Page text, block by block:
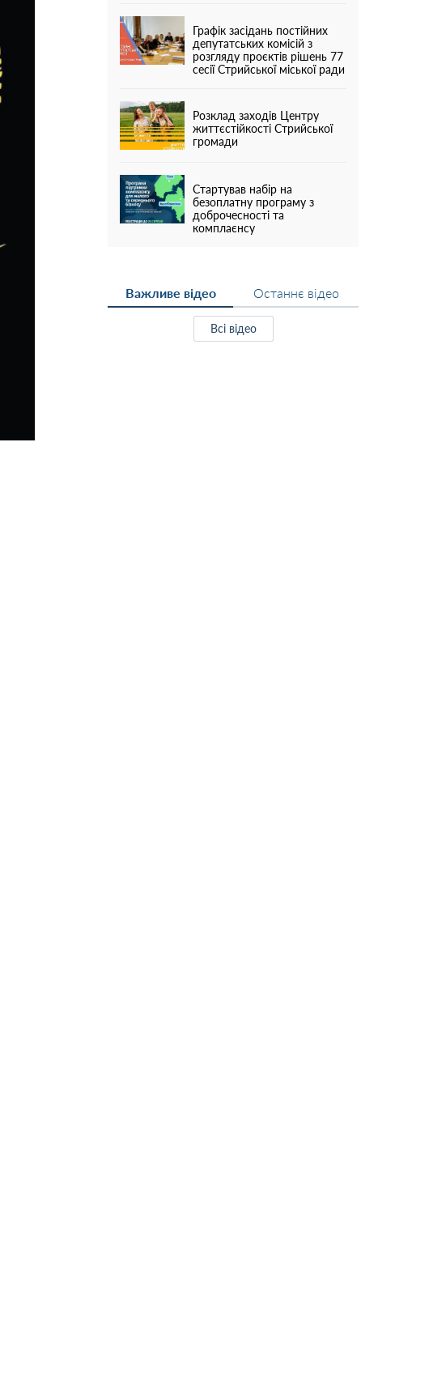
Графік засідань постійних
депутатських комісій з
розгляду проєктів рішень 77
сесії Стрийської міської ради
Розклад заходів Центру
життєстійкості Стрийської
громади
Стартував набір на
безоплатну програму з
доброчесності та
комплаєнсу
Важливе відео Останнє відео
Всі відео